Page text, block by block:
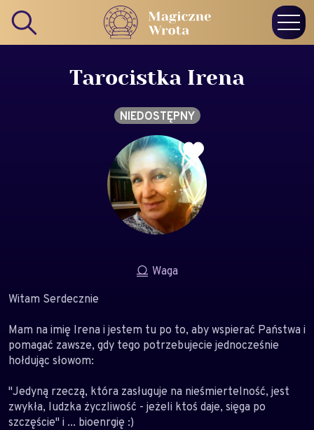
Tarocistka Irena
Waga
Witam Serdecznie
Mam na imię Irena i jestem tu po to, aby wspierać Państwa i
pomagać zawsze, gdy tego potrzebujecie jednocześnie
hołdując słowom:
"Jedyną rzeczą, która zasługuje na nieśmiertelność, jest
zwykła, ludzka życzliwość - jeżeli ktoś daje, sięga po
szczęście" i ... bioenrgię :)
NIEDOSTĘPNY